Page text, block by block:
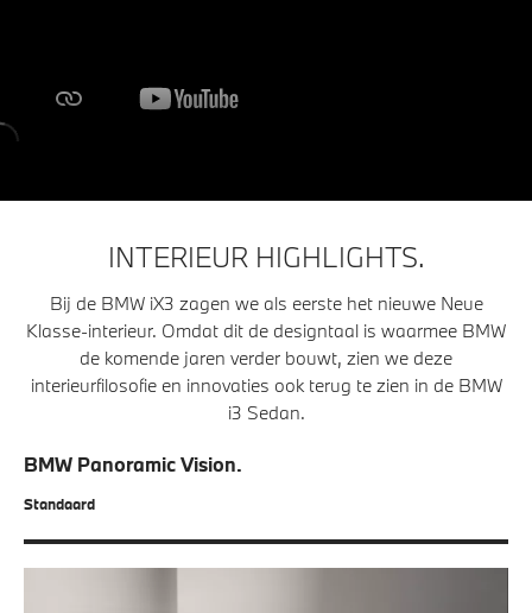
INTERIEUR HIGHLIGHTS.
Bij de BMW iX3 zagen we als eerste het nieuwe Neue
Klasse-interieur. Omdat dit de designtaal is waarmee BMW
de komende jaren verder bouwt, zien we deze
interieurfilosofie en innovaties ook terug te zien in de BMW
i3 Sedan.
BMW Panoramic Vision.
Standaard